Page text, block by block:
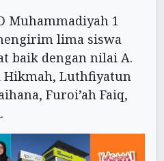
Muhammadiyah 1
lima siswa
baik dengan nilai A.
Luthfiyatun
Furoi’ah Faiq,